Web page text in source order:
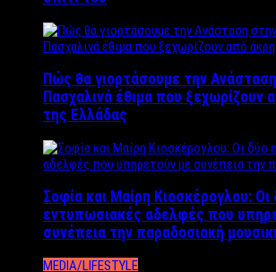
Πώς θα γιορτάσουμε την
Πασχαλινά έθιμα που ξεχωρίζουν
της Ελλάδας
Σοφία και Μαίρη Κιοσκέρογλου: Οι
εντυπωσιακές αδελφές που
συνέπεια την παραδοσιακή
MEDIA/LIFESTYLE